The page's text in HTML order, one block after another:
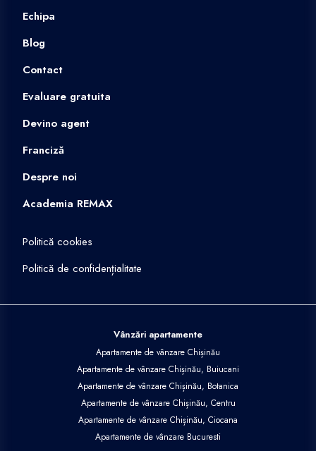
Echipa
Blog
Contact
Evaluare gratuita
Devino agent
Franciză
Despre noi
Academia REMAX
Politică cookies
Politică de confidențialitate
Vânzări apartamente
Apartamente de vânzare Chișinău
Apartamente de vânzare Chișinău, Buiucani
Apartamente de vânzare Chișinău, Botanica
Apartamente de vânzare Chișinău, Centru
Apartamente de vânzare Chișinău, Ciocana
Apartamente de vânzare Bucuresti